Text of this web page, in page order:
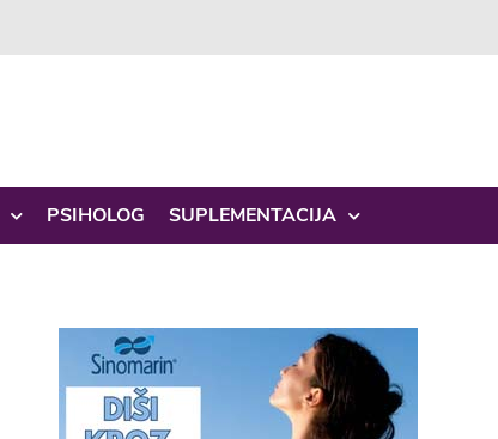
PSIHOLOG SUPLEMENTACIJA